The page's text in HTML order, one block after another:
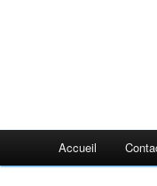
Accueil